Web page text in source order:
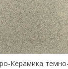
Керамика